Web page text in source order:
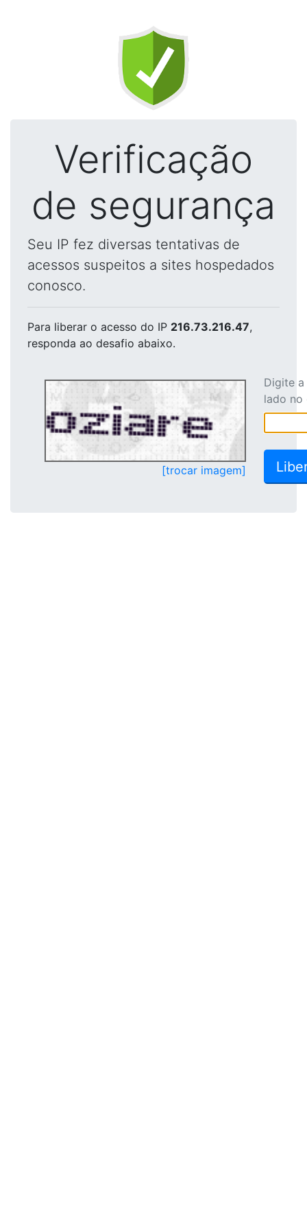
Verificação
de segurança
Seu IP fez diversas tentativas de
acessos suspeitos a sites hospedados
conosco.
Para liberar o acesso do IP 216.73.216.47,
responda ao desafio abaixo.
[trocar imagem]
Digite
lado no